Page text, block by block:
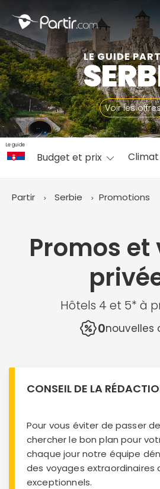
LE GUIDE
Voir les
Le guide
Budget et prix Climat
Partir Serbie Promotions
Promos et
Hôtels 4 et 5* à
0nouvelles
CONSEIL DE LA
Pour vous éviter de passer
chercher le bon plan pour
chaque jour notre équipe
des voyages extraordinaires
exceptionnels.
📍 Destinations populaires
☀️ Où partir par mois
Juillet
Août Septembre